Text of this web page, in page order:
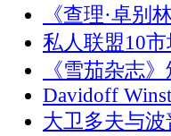
《查理·卓别
私人联盟10市
《雪茄杂志
Davidoff
大卫多夫与波